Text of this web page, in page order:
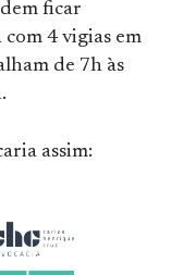
ficar
4 vigias em
de 7h às
assim: